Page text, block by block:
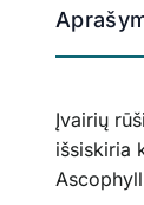
Įvairių
išsiskiria